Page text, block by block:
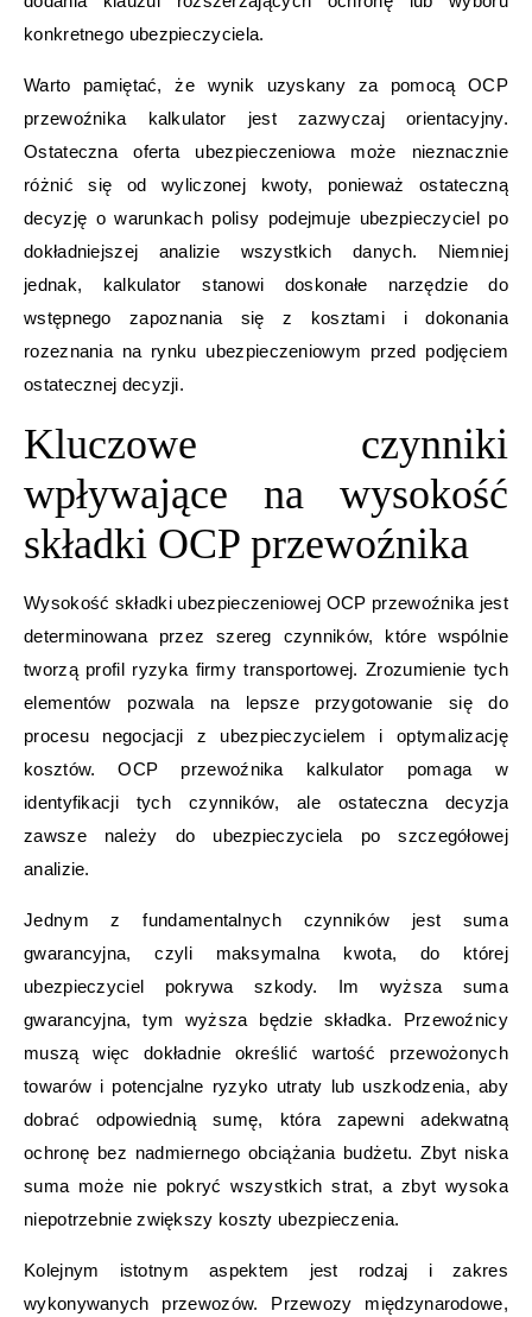
konkretnego ubezpieczyciela.
Warto pamiętać, że wynik uzyskany za pomocą OCP
przewoźnika kalkulator jest zazwyczaj orientacyjny.
Ostateczna oferta ubezpieczeniowa może nieznacznie
różnić się od wyliczonej kwoty, ponieważ ostateczną
decyzję o warunkach polisy podejmuje ubezpieczyciel po
dokładniejszej analizie wszystkich danych. Niemniej
jednak, kalkulator stanowi doskonałe narzędzie do
wstępnego zapoznania się z kosztami i dokonania
rozeznania na rynku ubezpieczeniowym przed podjęciem
ostatecznej decyzji.
Kluczowe czynniki
wpływające na wysokość
składki OCP przewoźnika
Wysokość składki ubezpieczeniowej OCP przewoźnika jest
determinowana przez szereg czynników, które wspólnie
tworzą profil ryzyka firmy transportowej. Zrozumienie tych
elementów pozwala na lepsze przygotowanie się do
procesu negocjacji z ubezpieczycielem i optymalizację
kosztów. OCP przewoźnika kalkulator pomaga w
identyfikacji tych czynników, ale ostateczna decyzja
zawsze należy do ubezpieczyciela po szczegółowej
analizie.
Jednym z fundamentalnych czynników jest suma
gwarancyjna, czyli maksymalna kwota, do której
ubezpieczyciel pokrywa szkody. Im wyższa suma
gwarancyjna, tym wyższa będzie składka. Przewoźnicy
muszą więc dokładnie określić wartość przewożonych
towarów i potencjalne ryzyko utraty lub uszkodzenia, aby
dobrać odpowiednią sumę, która zapewni adekwatną
ochronę bez nadmiernego obciążania budżetu. Zbyt niska
suma może nie pokryć wszystkich strat, a zbyt wysoka
niepotrzebnie zwiększy koszty ubezpieczenia.
Kolejnym istotnym aspektem jest rodzaj i zakres
wykonywanych przewozów. Przewozy międzynarodowe,